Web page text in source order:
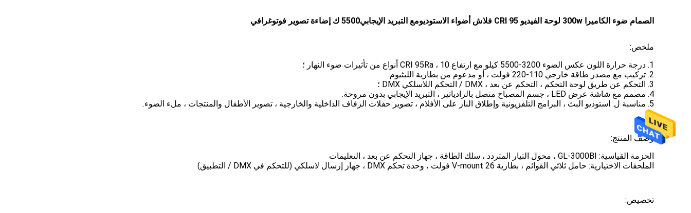
الصمام ضوء الكاميرا 300w لوحة الفيديو CRI 95 فلاش أضواء الاستوديو مع التبريد الإيجابي5500 ك إضاءة تصوير فوتوغرافي
ملخص:
1. درجة حرارة اللون عكس الضوء 3200-5500 كيلو مع ارتفاع CRI 95Ra ، 10 أنواع من تأثيرات ضوء النهار ؛
2. تركيب مع مصدر طاقة خارجي 110-220 فولت ، أو مدعوم من بطارية الليثيوم.
3. التحكم عن طريق لوحة التحكم ، التحكم عن بعد ، DMX / التحكم اللاسلكي DMX ؛
4. مصمم مع شاشة عرض LED ، جسم المصباح متصل بالرادياتير ، التبريد الإيجابي بدون مروحة.
5. مناسبة ل: استوديو البث ، البرامج التلفزيونية وإطلاق النار على الأفلام ، تصوير حفلات الزفاف الداخلية والخارجية ، تصوير الأطفال والمنتجات ، ملء الضوء.
وصف المنتج:
الحزمة القياسية: GL-3000BI ، محول التيار المتردد ، سلك الطاقة ، جهاز التحكم عن بعد ، التعليمات
الملحقات الاختيارية: حامل ثلاثي القوائم ، بطارية V-mount 26 فولت ، وحدة تحكم DMX ، جهاز إرسال لاسلكي (للتحكم في DMX / التطبيق)
تخصيص: